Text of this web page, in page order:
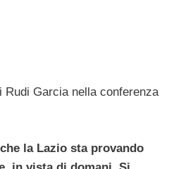
Rudi Garcia nella conferenza
la Lazio sta provando